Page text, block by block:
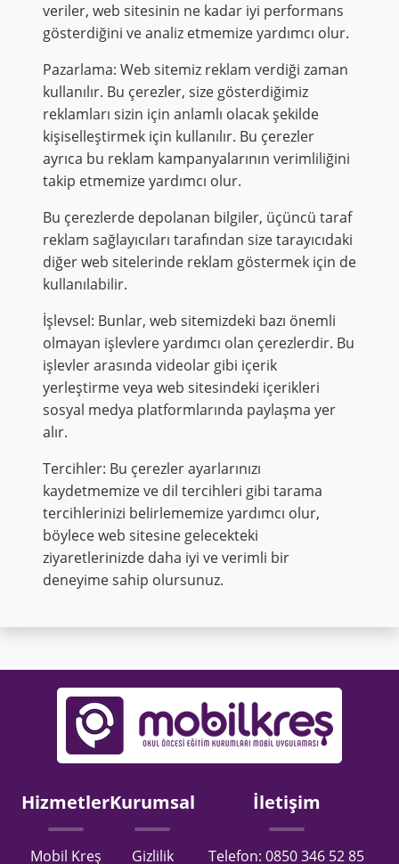
veriler, web sitesinin ne kadar iyi performans
gösterdiğini ve analiz etmemize yardımcı olur.
Pazarlama: Web sitemiz reklam verdiği zaman
kullanılır. Bu çerezler, size gösterdiğimiz
reklamları sizin için anlamlı olacak şekilde
kişiselleştirmek için kullanılır. Bu çerezler
ayrıca bu reklam kampanyalarının verimliliğini
takip etmemize yardımcı olur.
Bu çerezlerde depolanan bilgiler, üçüncü taraf
reklam sağlayıcıları tarafından size tarayıcıdaki
diğer web sitelerinde reklam göstermek için de
kullanılabilir.
İşlevsel: Bunlar, web sitemizdeki bazı önemli
olmayan işlevlere yardımcı olan çerezlerdir. Bu
işlevler arasında videolar gibi içerik
yerleştirme veya web sitesindeki içerikleri
sosyal medya platformlarında paylaşma yer
alır.
Tercihler: Bu çerezler ayarlarınızı
kaydetmemize ve dil tercihleri ​​gibi tarama
tercihlerinizi belirlememize yardımcı olur,
böylece web sitesine gelecekteki
ziyaretlerinizde daha iyi ve verimli bir
deneyime sahip olursunuz.
Hizmetler
Mobil Kreş
Kurumsal
Gizlilik
İletişim
Telefon: 0850 346 52 85